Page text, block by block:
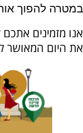
במטרה להפוך
אנו מזמינים
את היום המאושר